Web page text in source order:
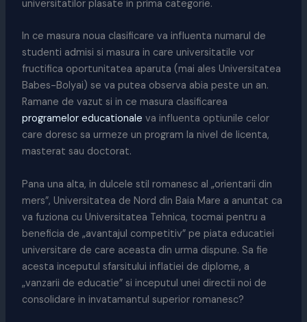
universitatilor plasate in prima categorie.
In ce masura noua clasificare va influenta numarul de
studenti admisi si masura in care universitatile vor
fructifica oportunitatea aparuta (mai ales Universitatea
Babes-Bolyai) se va putea observa abia peste un an.
Ramane de vazut si in ce masura clasificarea
programelor educationale va influenta optiunile celor
care doresc sa urmeze un program la nivel de licenta,
masterat sau doctorat.
Pana una alta, in dulcele stil romanesc al „orientarii din
mers”, Universitatea de Nord din Baia Mare a anuntat ca
va fuziona cu Universitatea Tehnica, tocmai pentru a
beneficia de „avantajul competitiv” pe piata educatiei
universitare de care aceasta din urma dispune. Sa fie
acesta inceputul sfarsitului inflatiei de diplome, a
„vanzarii de educatie” si inceputul unei directii noi de
consolidare in invatamantul superior romanesc?